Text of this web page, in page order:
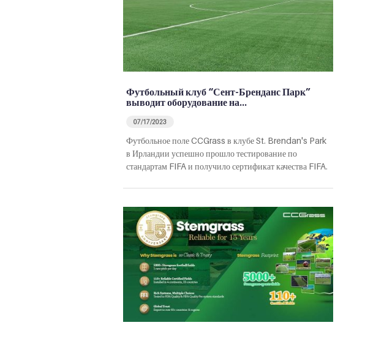
Футбольный клуб “Сент-Бренданс Парк”
выводит оборудование на…
07/17/2023
Футбольное поле CCGrass в клубе St. Brendan's Park
в Ирландии успешно прошло тестирование по
стандартам FIFA и получило сертификат качества FIFA.